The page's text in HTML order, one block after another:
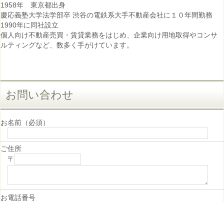
1958年 東京都出身
慶応義塾大学法学部卒 渋谷の電鉄系大手不動産会社に１０年間勤務
1990年に同社設立
個人向け不動産売買・賃貸業務をはじめ、企業向け用地取得やコンサ
ルティングなど、数多く手がけています。
お問い合わせ
お名前 （必須）
ご住所
〒
お電話番号